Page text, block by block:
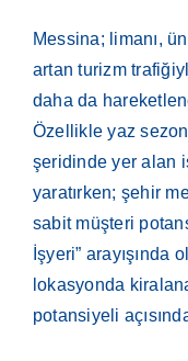
Messina; limanı,
artan turizm
daha da
Özellikle yaz
şeridinde yer alan
yaratırken; şehir
sabit müşteri
İşyeri” arayışında
lokasyonda
potansiyeli